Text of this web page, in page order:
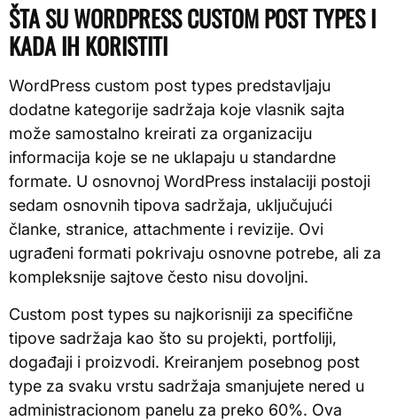
ŠTA SU WORDPRESS CUSTOM POST TYPES I
KADA IH KORISTITI
WordPress custom post types predstavljaju
dodatne kategorije sadržaja koje vlasnik sajta
može samostalno kreirati za organizaciju
informacija koje se ne uklapaju u standardne
formate. U osnovnoj WordPress instalaciji postoji
sedam osnovnih tipova sadržaja, uključujući
članke, stranice, attachmente i revizije. Ovi
ugrađeni formati pokrivaju osnovne potrebe, ali za
kompleksnije sajtove često nisu dovoljni.
Custom post types su najkorisniji za specifične
tipove sadržaja kao što su projekti, portfoliji,
događaji i proizvodi. Kreiranjem posebnog post
type za svaku vrstu sadržaja smanjujete nered u
administracionom panelu za preko 60%. Ova